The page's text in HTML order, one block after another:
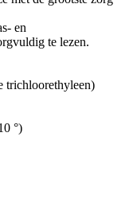
en
te lezen.
trichloorethyleen)
°)